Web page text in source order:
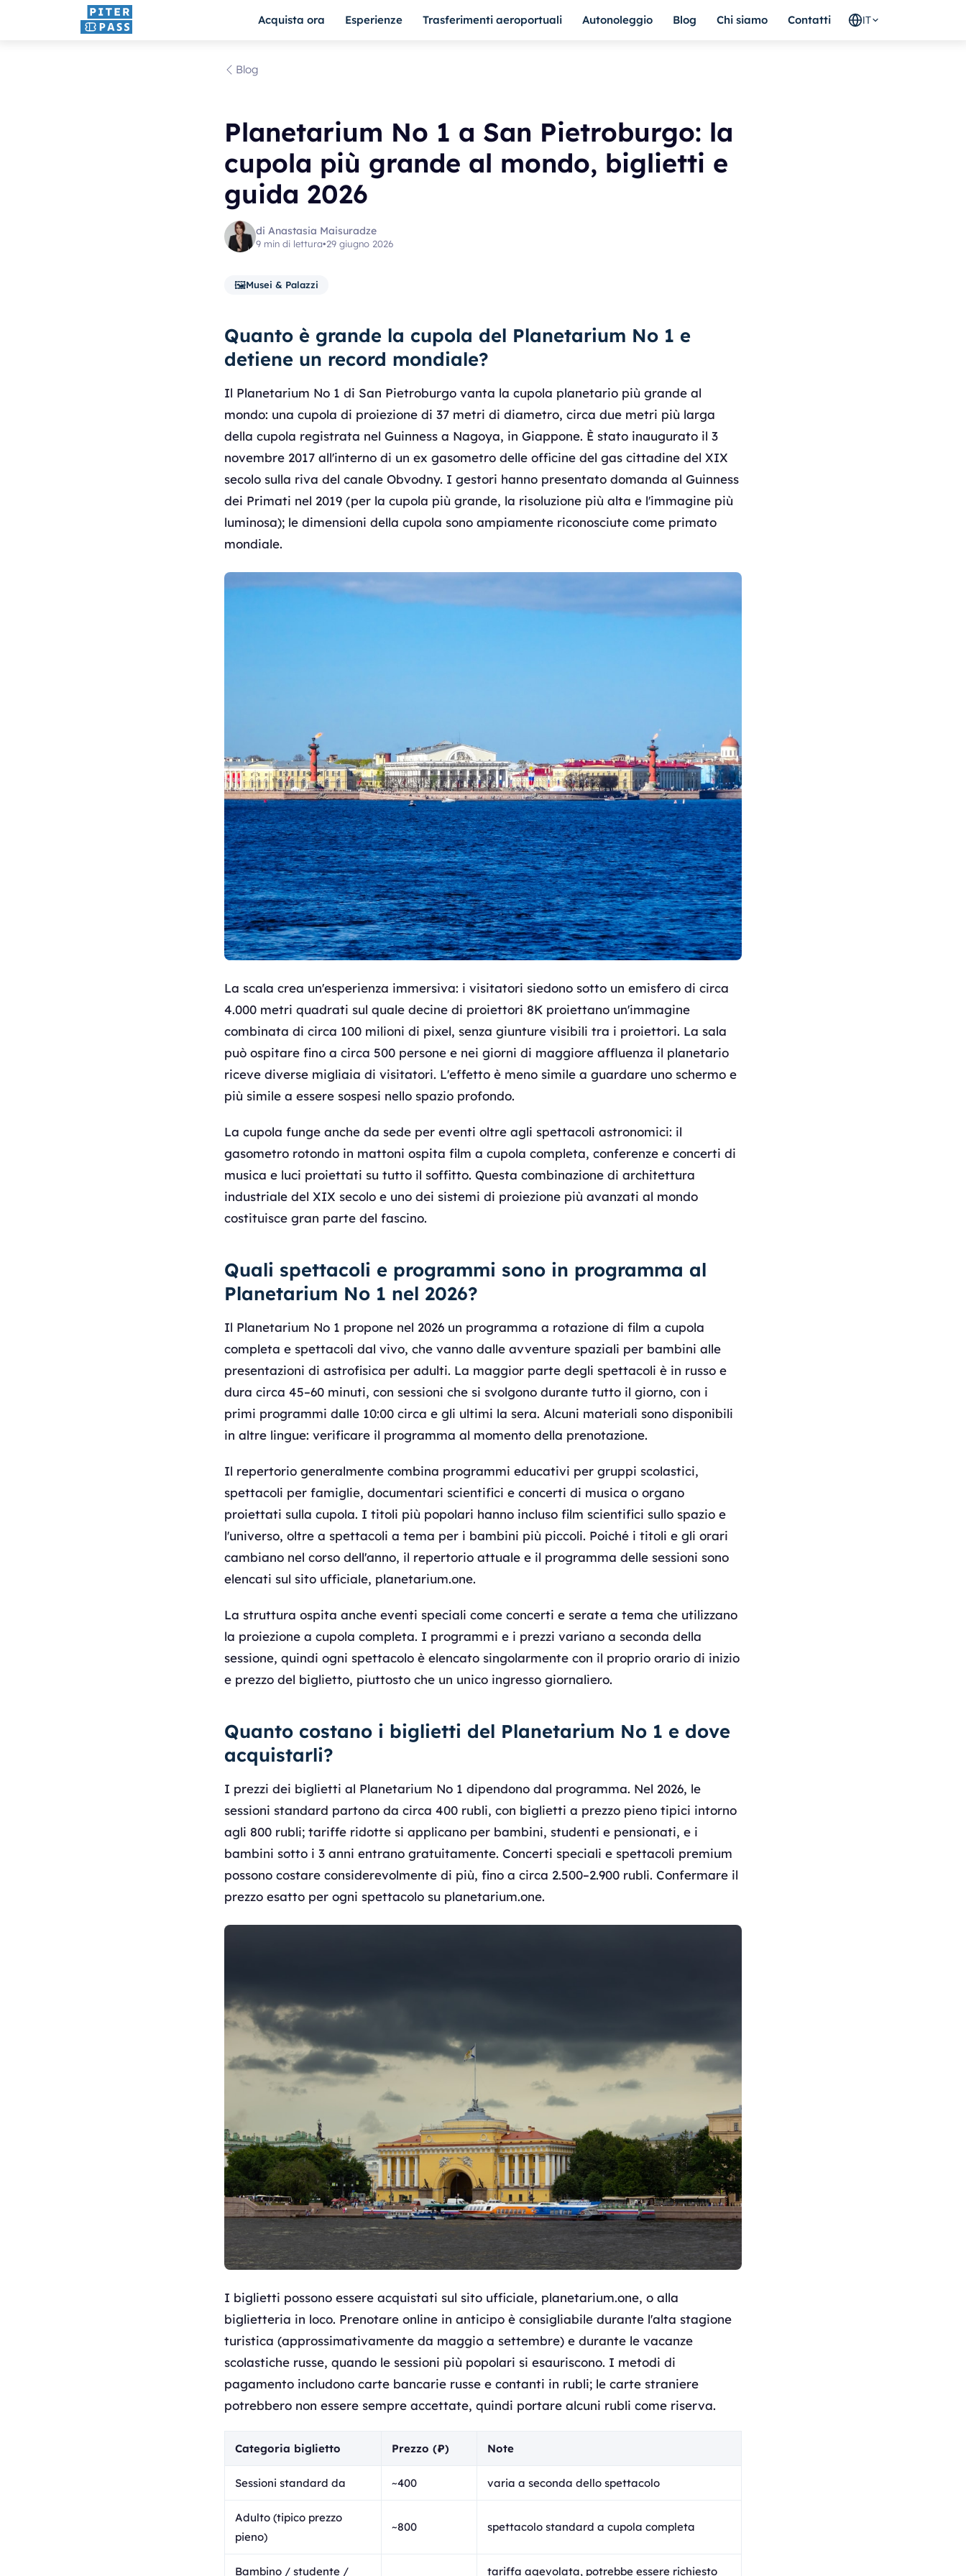
Acquista ora Esperienze Trasferimenti aeroportuali Autonoleggio Blog Chi siamo Contatti IT
Blog
Planetarium No 1 a San Pietroburgo: la
cupola più grande al mondo, biglietti e
guida 2026
di Anastasia Maisuradze
9 min di lettura•29 giugno 2026
🖼️Musei & Palazzi
Quanto è grande la cupola del Planetarium No 1 e
detiene un record mondiale?
Il Planetarium No 1 di San Pietroburgo vanta la cupola planetario più grande al
mondo: una cupola di proiezione di 37 metri di diametro, circa due metri più larga
della cupola registrata nel Guinness a Nagoya, in Giappone. È stato inaugurato il 3
novembre 2017 all'interno di un ex gasometro delle officine del gas cittadine del XIX
secolo sulla riva del canale Obvodny. I gestori hanno presentato domanda al Guinness
dei Primati nel 2019 (per la cupola più grande, la risoluzione più alta e l'immagine più
luminosa); le dimensioni della cupola sono ampiamente riconosciute come primato
mondiale.
La scala crea un'esperienza immersiva: i visitatori siedono sotto un emisfero di circa
4.000 metri quadrati sul quale decine di proiettori 8K proiettano un'immagine
combinata di circa 100 milioni di pixel, senza giunture visibili tra i proiettori. La sala
può ospitare fino a circa 500 persone e nei giorni di maggiore affluenza il planetario
riceve diverse migliaia di visitatori. L'effetto è meno simile a guardare uno schermo e
più simile a essere sospesi nello spazio profondo.
La cupola funge anche da sede per eventi oltre agli spettacoli astronomici: il
gasometro rotondo in mattoni ospita film a cupola completa, conferenze e concerti di
musica e luci proiettati su tutto il soffitto. Questa combinazione di architettura
industriale del XIX secolo e uno dei sistemi di proiezione più avanzati al mondo
costituisce gran parte del fascino.
Quali spettacoli e programmi sono in programma al
Planetarium No 1 nel 2026?
Il Planetarium No 1 propone nel 2026 un programma a rotazione di film a cupola
completa e spettacoli dal vivo, che vanno dalle avventure spaziali per bambini alle
presentazioni di astrofisica per adulti. La maggior parte degli spettacoli è in russo e
dura circa 45–60 minuti, con sessioni che si svolgono durante tutto il giorno, con i
primi programmi dalle 10:00 circa e gli ultimi la sera. Alcuni materiali sono disponibili
in altre lingue: verificare il programma al momento della prenotazione.
Il repertorio generalmente combina programmi educativi per gruppi scolastici,
spettacoli per famiglie, documentari scientifici e concerti di musica o organo
proiettati sulla cupola. I titoli più popolari hanno incluso film scientifici sullo spazio e
l'universo, oltre a spettacoli a tema per i bambini più piccoli. Poiché i titoli e gli orari
cambiano nel corso dell'anno, il repertorio attuale e il programma delle sessioni sono
elencati sul sito ufficiale, planetarium.one.
La struttura ospita anche eventi speciali come concerti e serate a tema che utilizzano
la proiezione a cupola completa. I programmi e i prezzi variano a seconda della
sessione, quindi ogni spettacolo è elencato singolarmente con il proprio orario di inizio
e prezzo del biglietto, piuttosto che un unico ingresso giornaliero.
Quanto costano i biglietti del Planetarium No 1 e dove
acquistarli?
I prezzi dei biglietti al Planetarium No 1 dipendono dal programma. Nel 2026, le
sessioni standard partono da circa 400 rubli, con biglietti a prezzo pieno tipici intorno
agli 800 rubli; tariffe ridotte si applicano per bambini, studenti e pensionati, e i
bambini sotto i 3 anni entrano gratuitamente. Concerti speciali e spettacoli premium
possono costare considerevolmente di più, fino a circa 2.500–2.900 rubli. Confermare il
prezzo esatto per ogni spettacolo su planetarium.one.
I biglietti possono essere acquistati sul sito ufficiale, planetarium.one, o alla
biglietteria in loco. Prenotare online in anticipo è consigliabile durante l'alta stagione
turistica (approssimativamente da maggio a settembre) e durante le vacanze
scolastiche russe, quando le sessioni più popolari si esauriscono. I metodi di
pagamento includono carte bancarie russe e contanti in rubli; le carte straniere
potrebbero non essere sempre accettate, quindi portare alcuni rubli come riserva.
Categoria biglietto Prezzo (₽) Note
Sessioni standard da ~400 varia a seconda dello spettacolo
Adulto (tipico prezzo
pieno)
~800 spettacolo standard a cupola completa
Bambino / studente / tariffa agevolata, potrebbe essere richiesto